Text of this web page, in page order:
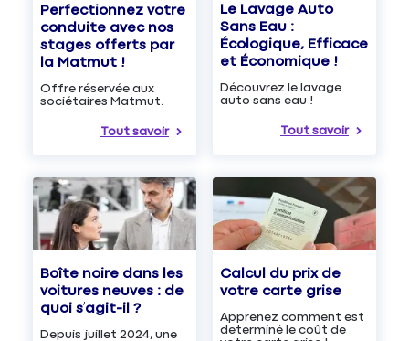
Perfectionnez votre
conduite avec nos
stages offerts par
la Matmut !
Offre réservée aux
sociétaires Matmut.
Tout savoir
Le Lavage Auto
Sans Eau :
Écologique, Efficace
et Économique !
Découvrez le lavage
auto sans eau !
Tout savoir
Boîte noire dans les
voitures neuves : de
quoi s’agit-il ?
Depuis juillet 2024, une
Calcul du prix de
votre carte grise
Apprenez comment est
determiné le coût de